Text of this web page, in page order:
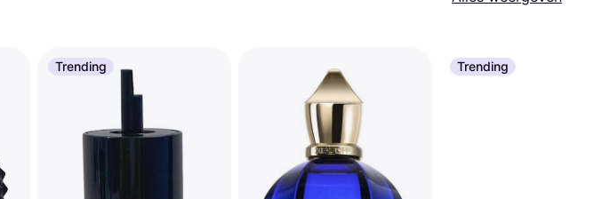
Trending Trending